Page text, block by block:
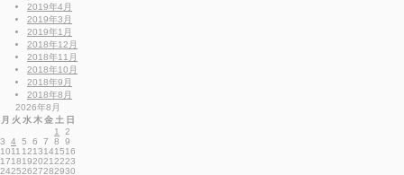
2019年4月
2019年3月
2019年1月
2018年12月
2018年11月
2018年10月
2018年9月
2018年8月
2026年8月
月 火 水 木金 土 日
1
2
3
4 5 6 7 8
9
1011 1213141516
17181920212223
24252627282930